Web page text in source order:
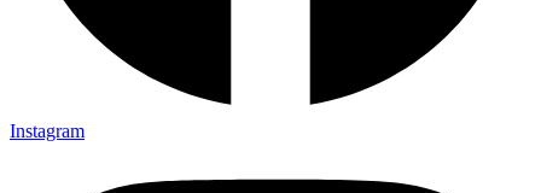
Instagram